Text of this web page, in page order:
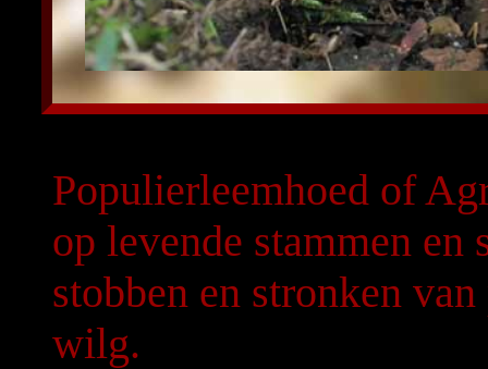
Populierleemhoed of
op levende stammen en
stobben en stronken
wilg.